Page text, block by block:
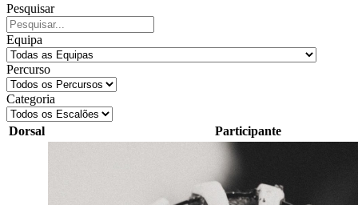
Pesquisar
Equipa
Percurso
Categoria
Dorsal Participante